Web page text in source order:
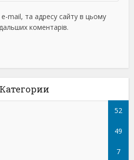
mail, та адресу сайту в цьому
коментарів.
Категории
52
49
7